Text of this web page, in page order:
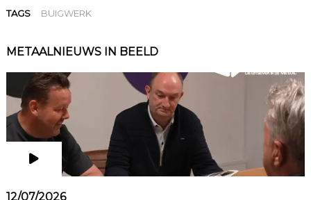
TAGS BUIGWERK
METAALNIEUWS IN BEELD
12/07/2026